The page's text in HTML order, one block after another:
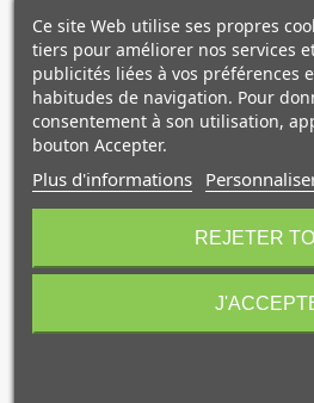
NOS PRODUITS
COMPLÉMENTAIRES
Ce site Web utilise ses propres
tiers pour améliorer nos services
publicités liées à vos préférences
habitudes de navigation. Pour
consentement à son utilisation,
bouton Accepter.
Plus d'informations
REJETER